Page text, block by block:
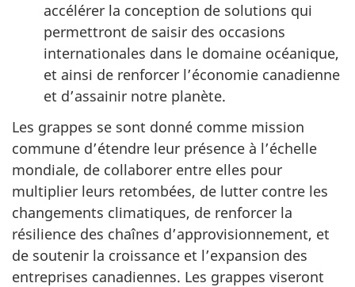
accélérer la conception de solutions qui
permettront de saisir des occasions
internationales dans le domaine océanique,
et ainsi de renforcer l’économie canadienne
et d’assainir notre planète.
Les grappes se sont donné comme mission
commune d’étendre leur présence à l’échelle
mondiale, de collaborer entre elles pour
multiplier leurs retombées, de lutter contre les
changements climatiques, de renforcer la
résilience des chaînes d’approvisionnement, et
de soutenir la croissance et l’expansion des
entreprises canadiennes. Les grappes viseront